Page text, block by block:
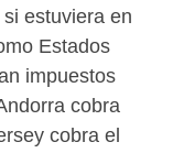
estuviera en
Estados
impuestos
cobra
cobra el